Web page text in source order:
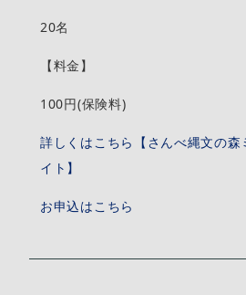
20名
【料金】
100円(保険料)
詳しくはこちら【さんべ縄文の
イト】
お申込はこちら